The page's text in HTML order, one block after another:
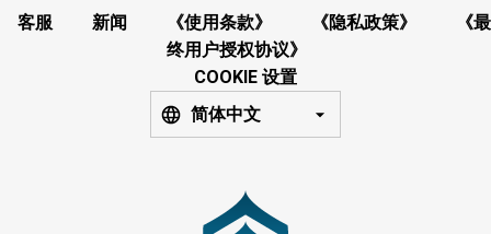
客服 新闻 《使用条款》 《隐私政策》
《最
终用户授权协议》
COOKIE 设置
简体中文